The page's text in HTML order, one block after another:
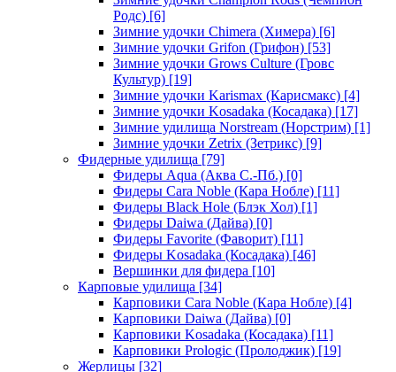
Родс) [6]
Зимние удочки Chimera (Химера) [6]
Зимние удочки Grifon (Грифон) [53]
Зимние удочки Grows Culture (Гровс
Культур) [19]
Зимние удочки Karismax (Карисмакс) [4]
Зимние удочки Kosadaka (Косадака) [17]
Зимние удилища Norstream (Норстрим) [1]
Зимние удочки Zetrix (Зетрикс) [9]
Фидерные удилища [79]
Фидеры Aqua (Аква С.-Пб.) [0]
Фидеры Cara Noble (Кара Нобле) [11]
Фидеры Black Hole (Блэк Хол) [1]
Фидеры Daiwa (Дайва) [0]
Фидеры Favorite (Фаворит) [11]
Фидеры Kosadaka (Косадака) [46]
Вершинки для фидера [10]
Карповые удилища [34]
Карповики Cara Noble (Кара Нобле) [4]
Карповики Daiwa (Дайва) [0]
Карповики Kosadaka (Косадака) [11]
Карповики Prologic (Пролоджик) [19]
Жерлицы [32]